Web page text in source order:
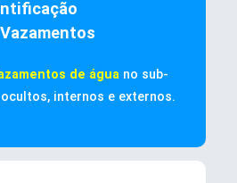
de água no sub-
internos e externos.